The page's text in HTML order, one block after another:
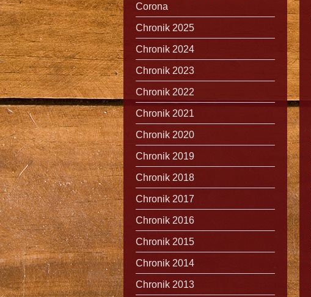
Corona
Chronik 2025
Chronik 2024
Chronik 2023
Chronik 2022
Chronik 2021
Chronik 2020
Chronik 2019
Chronik 2018
Chronik 2017
Chronik 2016
Chronik 2015
Chronik 2014
Chronik 2013